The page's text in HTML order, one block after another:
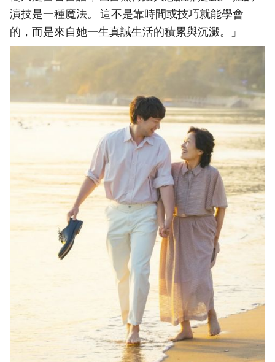
演技是一種魔法。 這不是靠時間或技巧就能學會
的，而是來自她一生真誠生活的積累與沉澱。」